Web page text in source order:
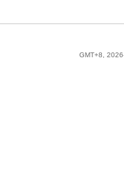
GMT+8,